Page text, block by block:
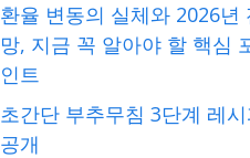
환율 변동의 실체와 2026년
망, 지금 꼭 알아야 할 핵심
인트
초간단 부추무침 3단계 레시
공개